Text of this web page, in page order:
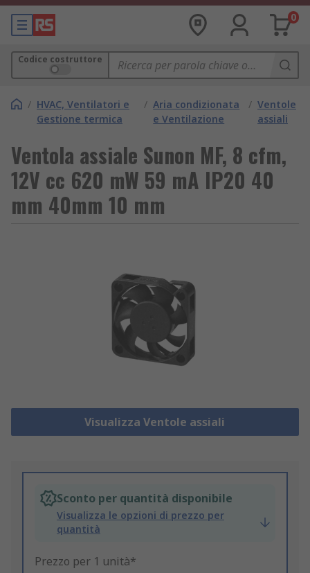
0
Codice costruttore
/ HVAC, Ventilatori e
Gestione termica
/ Aria condizionata
e Ventilazione
/ Ventole
assiali
Ventola assiale Sunon MF, 8 cfm,
12V cc 620 mW 59 mA IP20 40
mm 40mm 10 mm
Visualizza Ventole assiali
Sconto per quantità disponibile
Visualizza le opzioni di prezzo per
quantità
Prezzo per 1 unità*